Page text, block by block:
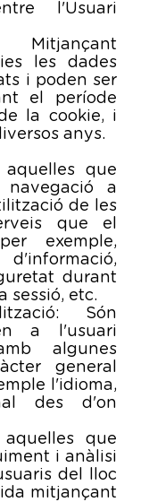
l'Usuari
Mitjançant
les dades
i poden ser
el període
la cookie, i
anys.
aquelles que
a
de les
que el
exemple,
durant
sessió, etc.
Són
a l'usuari
algunes
general
l'idioma,
des d'on
aquelles que
i anàlisi
del lloc
mitjançant